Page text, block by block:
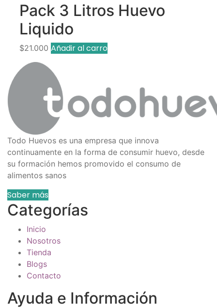
was:
$40.500.
is:
$37.500.
Pack 3 Litros Huevo
Liquido
$21.000 Añadir al carro
Todo Huevos es una empresa que innova
continuamente en la forma de consumir huevo, desde
su formación hemos promovido el consumo de
alimentos sanos
Saber más
Categorías
Inicio
Nosotros
Tienda
Blogs
Contacto
Ayuda e Información